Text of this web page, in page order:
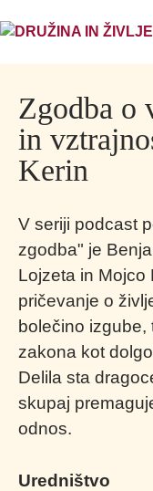
to
Zgodba o
in
Kerin
V seriji podcast
zgodba" je
Lojzeta in Mojco
pričevanje o
bolečino
zakona kot
Delila sta
skupaj
odnos.
Uredništvo